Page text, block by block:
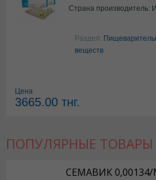
Страна производитель:
Раздел:
веществ
Цена
3665.00 тнг.
ПОПУЛЯРНЫЕ ТОВАРЫ
СЕМАВИК